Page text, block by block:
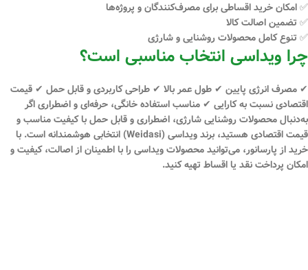
✅ امکانخرید اقساطیبرای مصرف‌کنندگان و پروژه‌ها
✅ تضمین اصالت کالا
✅ تنوع کامل محصولات روشنایی و شارژی
چرا ویداسی انتخاب مناسبی است؟
✔ مصرف انرژی پایین ✔ طول عمر بالا ✔ طراحی کاربردی و قابل حمل ✔ قیمت
اقتصادی نسبت به کارایی ✔ مناسب استفاده خانگی، حرفه‌ای و اضطراری اگر
به‌دنبالمحصولات روشنایی شارژی، اضطراری و قابل حملبا کیفیت مناسب و
قیمت اقتصادی هستید، برندویداسی (Weidasi)
انتخابی هوشمندانه است. با
خرید از پارسانور، می‌توانید محصولات ویداسی را با اطمینان از اصالت، کیفیت و
امکان پرداخت نقد یا اقساط تهیه کنید.